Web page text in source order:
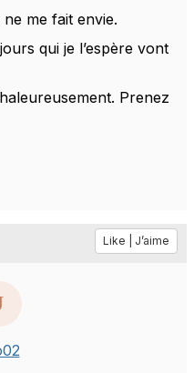
ne me fait envie.
qui je l’espère vont
Prenez
Like | J’aime